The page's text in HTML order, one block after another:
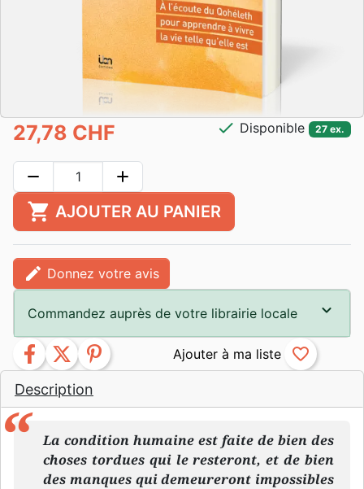
Description
La condition humaine est faite de bien des
choses tordues qui le resteront, et de bien
des manques qui demeureront impossibles
27,78 CHF check Disponible 27 ex.
remove add
shopping_cart AJOUTER AU PANIER
edit Donnez votre avis
Commandez auprès de votre librairie locale
facebook twitter pinterest favorite_border